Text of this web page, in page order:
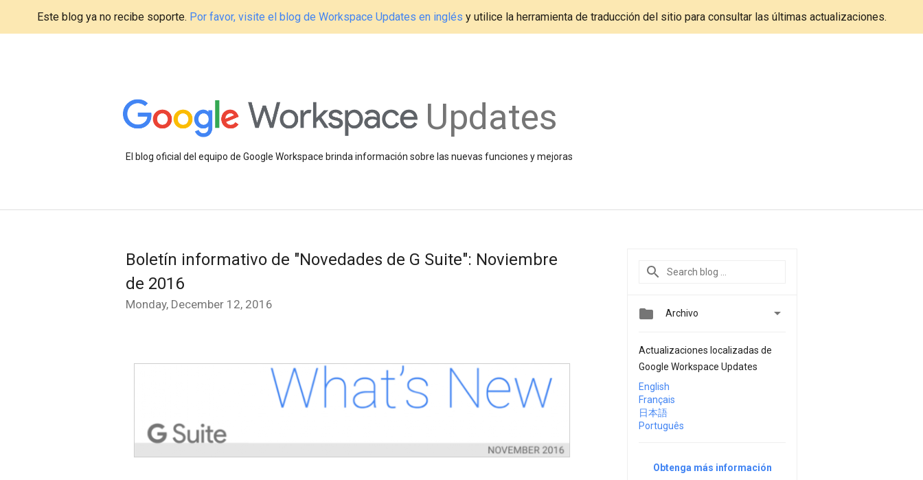
Este blog ya no recibe soporte. Por favor, visite el blog de Workspace Updates en inglés y utilice la herramienta de traducción del sitio para consultar las últimas actualizaciones.
Updates
El blog oficial del equipo de Google Workspace brinda información sobre las nuevas funciones y mejoras
Boletín informativo de "Novedades de G Suite": Noviembre
de 2016
Monday, December 12, 2016
 Archivo 
Actualizaciones localizadas de
Google Workspace Updates
English
Français
日本語
Português
Obtenga más información